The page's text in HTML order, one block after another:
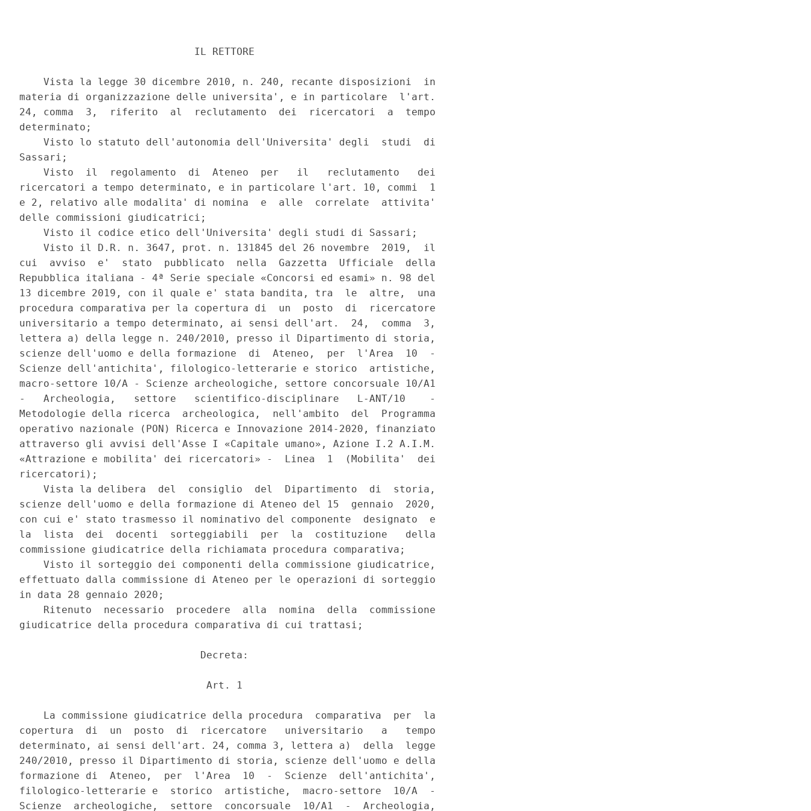
                             IL RETTORE
    Vista la legge 30 dicembre 2010, n. 240, recante disposizioni  in
materia di organizzazione delle universita', e in particolare  l'art.
24, comma  3,  riferito  al  reclutamento  dei  ricercatori  a  tempo
determinato;
    Visto lo statuto dell'autonomia dell'Universita' degli  studi  di
Sassari;
    Visto  il  regolamento  di  Ateneo  per   il   reclutamento   dei
ricercatori a tempo determinato, e in particolare l'art. 10, commi  1
e 2, relativo alle modalita' di nomina  e  alle  correlate  attivita'
delle commissioni giudicatrici;
    Visto il codice etico dell'Universita' degli studi di Sassari;
    Visto il D.R. n. 3647, prot. n. 131845 del 26 novembre  2019,  il
cui  avviso  e'  stato  pubblicato  nella  Gazzetta  Ufficiale  della
Repubblica italiana - 4ª Serie speciale «Concorsi ed esami» n. 98 del
13 dicembre 2019, con il quale e' stata bandita, tra  le  altre,  una
procedura comparativa per la copertura di  un  posto  di  ricercatore
universitario a tempo determinato, ai sensi dell'art.  24,  comma  3,
lettera a) della legge n. 240/2010, presso il Dipartimento di storia,
scienze dell'uomo e della formazione  di  Ateneo,  per  l'Area  10  -
Scienze dell'antichita', filologico-letterarie e storico  artistiche,
macro-settore 10/A - Scienze archeologiche, settore concorsuale 10/A1
-   Archeologia,   settore   scientifico-disciplinare   L-ANT/10    -
Metodologie della ricerca  archeologica,  nell'ambito  del  Programma
operativo nazionale (PON) Ricerca e Innovazione 2014-2020, finanziato
attraverso gli avvisi dell'Asse I «Capitale umano», Azione I.2 A.I.M.
«Attrazione e mobilita' dei ricercatori» -  Linea  1  (Mobilita'  dei
ricercatori);
    Vista la delibera  del  consiglio  del  Dipartimento  di  storia,
scienze dell'uomo e della formazione di Ateneo del 15  gennaio  2020,
con cui e' stato trasmesso il nominativo del componente  designato  e
la  lista  dei  docenti  sorteggiabili  per  la  costituzione   della
commissione giudicatrice della richiamata procedura comparativa;
    Visto il sorteggio dei componenti della commissione giudicatrice,
effettuato dalla commissione di Ateneo per le operazioni di sorteggio
in data 28 gennaio 2020;
    Ritenuto  necessario  procedere  alla  nomina  della  commissione
giudicatrice della procedura comparativa di cui trattasi;
                              Decreta:
                               Art. 1
    La commissione giudicatrice della procedura  comparativa  per  la
copertura  di  un  posto  di  ricercatore   universitario   a   tempo
determinato, ai sensi dell'art. 24, comma 3, lettera a)  della  legge
240/2010, presso il Dipartimento di storia, scienze dell'uomo e della
formazione di  Ateneo,  per  l'Area  10  -  Scienze  dell'antichita',
filologico-letterarie e  storico  artistiche,  macro-settore  10/A  -
Scienze  archeologiche,  settore  concorsuale  10/A1  -  Archeologia,